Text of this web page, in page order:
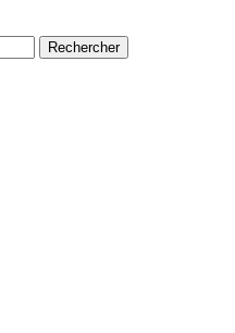
Rechercher